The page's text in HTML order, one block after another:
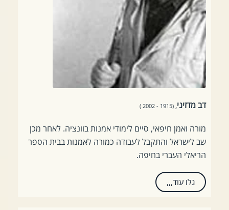
דב מדזיני,
(1915 - 2002 )
מורה ואמן חיפאי, סיים לימודי אמנות בוונציה. לאחר מכן
שב לישראל והתקבל לעבודה כמורה לאמנות בבית הספר
הריאלי העברי בחיפה.
גלו עוד,,,